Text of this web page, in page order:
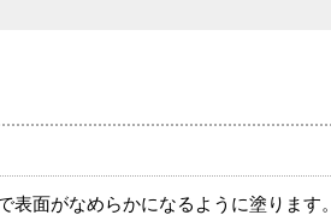
面がなめらかになるように塗ります。